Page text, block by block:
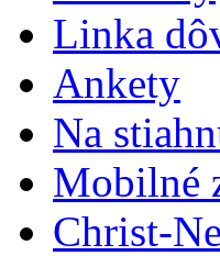
Linka
Ankety
Na
Mobilné
Christ-